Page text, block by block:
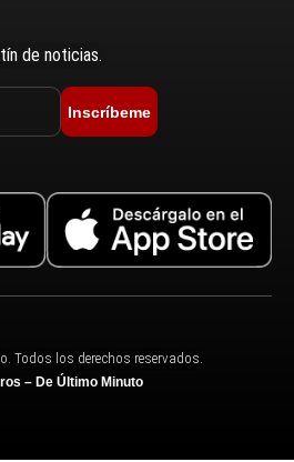
de noticias.
Inscríbeme
Todos los derechos reservados.
– De Último Minuto